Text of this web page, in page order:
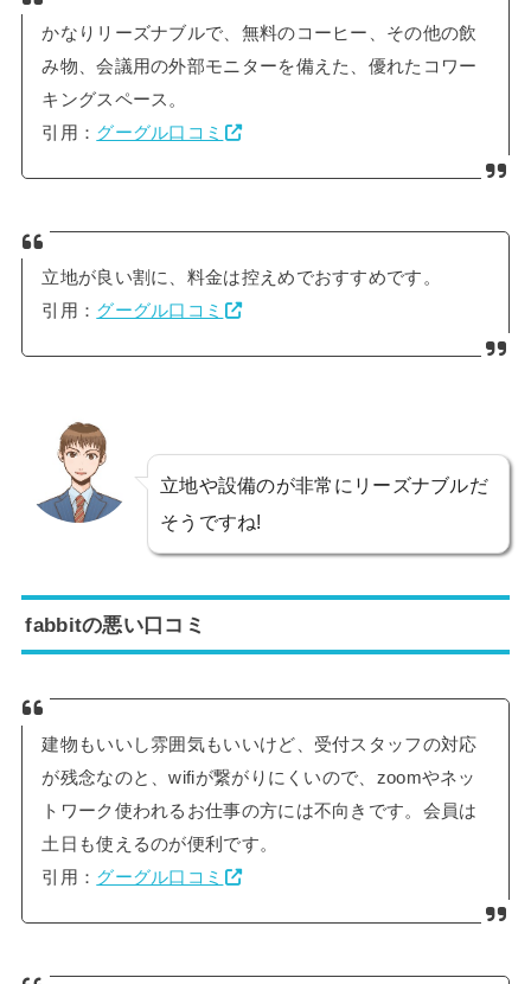
かなりリーズナブルで、無料のコーヒー、その他の飲
み物、会議用の外部モニターを備えた、優れたコワー
キングスペース。
引用： グーグル口コミ
立地が良い割に、料金は控えめでおすすめです。
引用： グーグル口コミ
立地や設備のが非常にリーズナブルだ
そうですね!
fabbitの悪い口コミ
建物もいいし雰囲気もいいけど、受付スタッフの対応
が残念なのと、wifiが繋がりにくいので、zoomやネッ
トワーク使われるお仕事の方には不向きです。会員は
土日も使えるのが便利です。
引用： グーグル口コミ